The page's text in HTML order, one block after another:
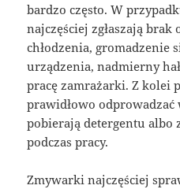
bardzo często. W
najczęściej zgłaszają brak
chłodzenia, gromadzenie
urządzenia, nadmierny
pracę zamrażarki. Z kolei
prawidłowo
pobierają detergentu albo
podczas pracy.
Zmywarki najczęściej